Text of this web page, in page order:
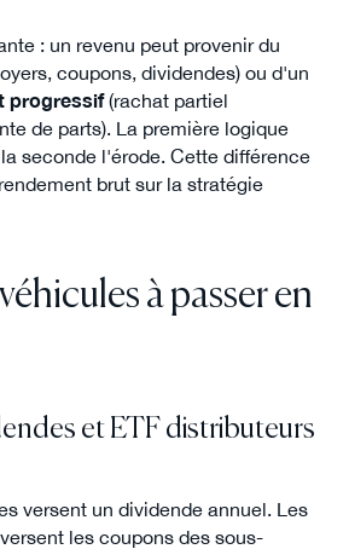
: un revenu peut provenir du
coupons, dividendes) ou d'un
progressif(rachat partiel
de parts). La première logique
seconde l'érode. Cette différence
brut sur la stratégie
à passer en
et ETF distributeurs
versent un dividende annuel. Les
les coupons des sous-